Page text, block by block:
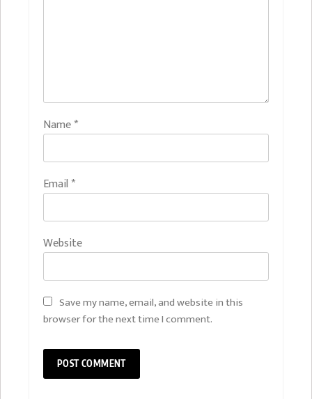
Name*
Email *
Website
Save my name, email, and website in this
browser for the next time I comment.